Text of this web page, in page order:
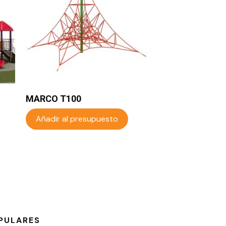
MARCO T100
Añadir al presupuesto